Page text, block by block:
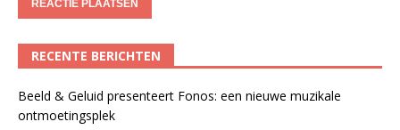
RECENTE BERICHTEN
Beeld & Geluid presenteert Fonos: een nieuwe muzikale
ontmoetingsplek